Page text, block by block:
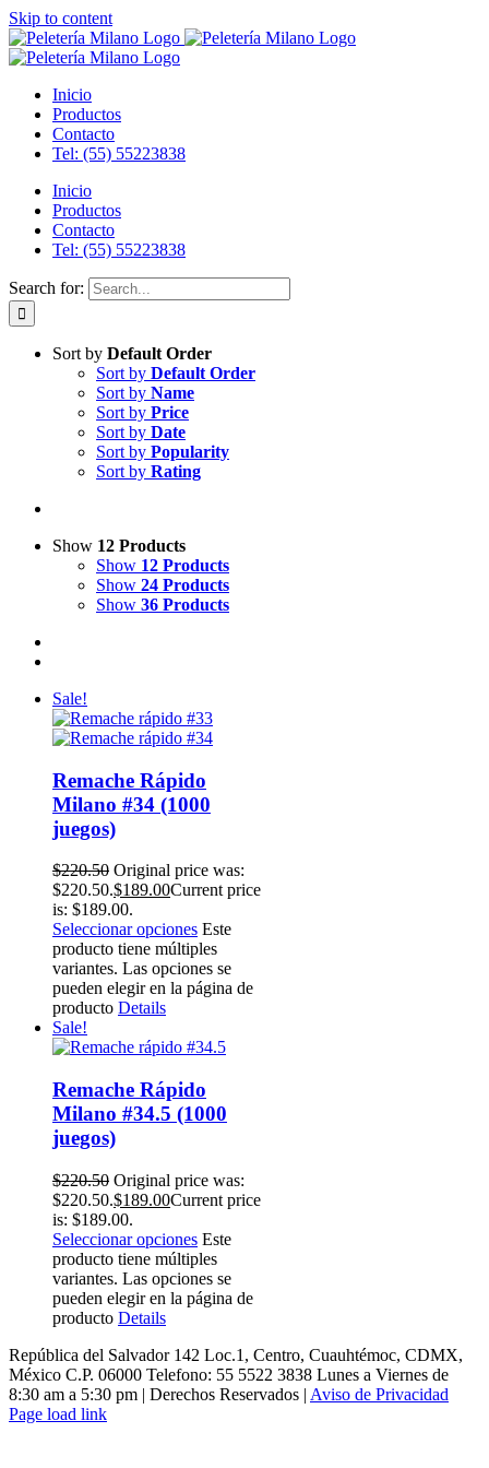
Skip to content
Inicio
Productos
Contacto
Tel: (55) 55223838
Inicio
Productos
Contacto
Tel: (55) 55223838
Search for:
Sort by Default Order
Sort by Default Order
Sort by Name
Sort by Price
Sort by Date
Sort by Popularity
Sort by Rating
Show 12 Products
Show 12 Products
Show 24 Products
Show 36 Products
Sale!
Remache Rápido
Milano #34 (1000
juegos)
$220.50 Original price was:
$220.50.$189.00Current price
is: $189.00.
Seleccionar opciones Este
producto tiene múltiples
variantes. Las opciones se
pueden elegir en la página de
producto Details
Sale!
Remache Rápido
Milano #34.5 (1000
juegos)
$220.50 Original price was:
$220.50.$189.00Current price
is: $189.00.
Seleccionar opciones Este
producto tiene múltiples
variantes. Las opciones se
pueden elegir en la página de
producto Details
República del Salvador 142 Loc.1, Centro, Cuauhtémoc, CDMX,
México C.P. 06000 Telefono: 55 5522 3838 Lunes a Viernes de
8:30 am a 5:30 pm | Derechos Reservados | Aviso de Privacidad
Page load link